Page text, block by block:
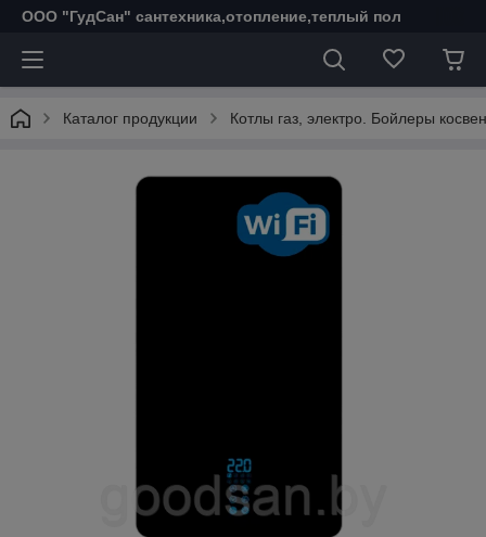
ООО "ГудСан" сантехника,отопление,теплый пол
Каталог продукции Котлы газ, электро. Бойлеры